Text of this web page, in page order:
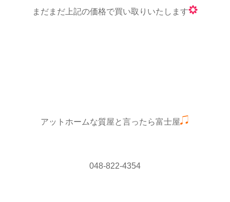
まだまだ上記の価格で買い取りいたします
アットホームな質屋と言ったら富士屋
048-822-4354